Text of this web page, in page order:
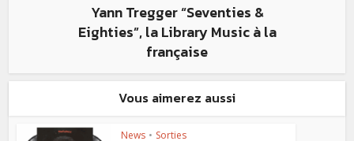
Yann Tregger “Seventies &
Eighties”, la Library Music à la
française
Vous aimerez aussi
News • Sorties